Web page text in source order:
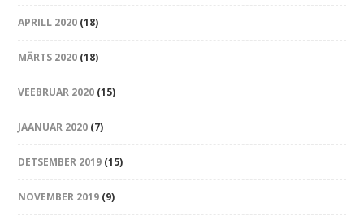
APRILL 2020 (18)
MÄRTS 2020 (18)
VEEBRUAR 2020 (15)
JAANUAR 2020 (7)
DETSEMBER 2019 (15)
NOVEMBER 2019 (9)